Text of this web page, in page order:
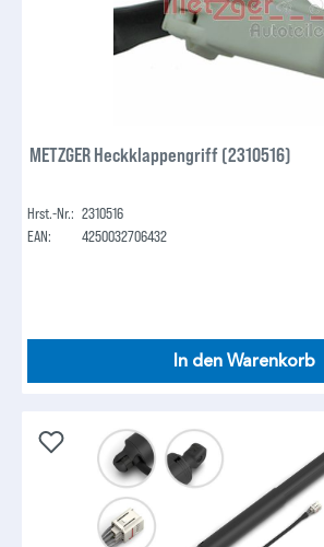
METZGER Heckklappengriff (2310516)
Hrst.-Nr.: 2310516
EAN:
4250032706432
In den Warenkorb